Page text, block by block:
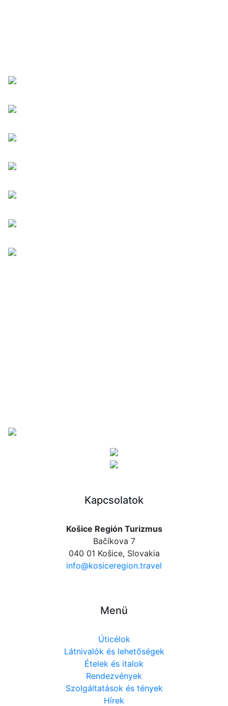
Kapcsolatok
Košice Región Turizmus
Bačíkova 7
040 01 Košice, Slovakia
info@kosiceregion.travel
Menü
Úticélok
Látnivalók és lehetőségek
Ételek és italok
Rendezvények
Szolgáltatások és tények
Hírek